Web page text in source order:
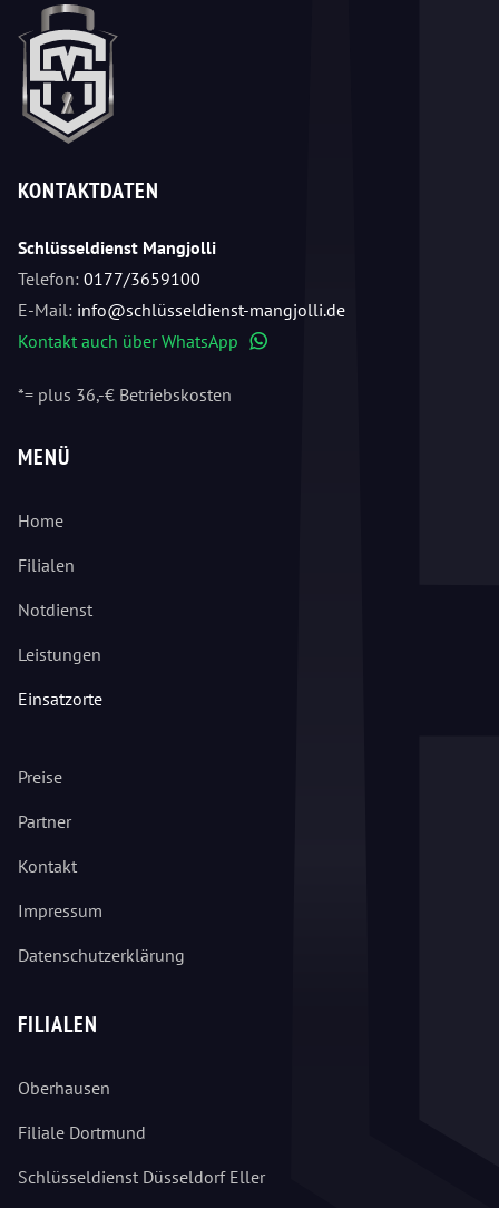
KONTAKTDATEN
Schlüsseldienst Mangjolli
Telefon: 0177/3659100
E-Mail: info@schlüsseldienst-mangjolli.de
Kontakt auch über WhatsApp
*= plus 36,-€ Betriebskosten
MENÜ
Home
Filialen
Notdienst
Leistungen
Einsatzorte
Preise
Partner
Kontakt
Impressum
Datenschutzerklärung
FILIALEN
Oberhausen
Filiale Dortmund
Schlüsseldienst Düsseldorf Eller